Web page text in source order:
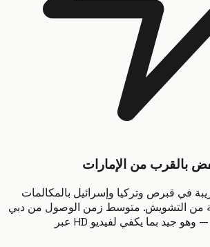
من الإمارات
وتركيا وإسرائيل بالمكالمات
التشويش. متوسط زمن الوصول من دبي
هو 25-60 مللي ثانية — وهو جيد بما يكفي لفيديو HD عبر